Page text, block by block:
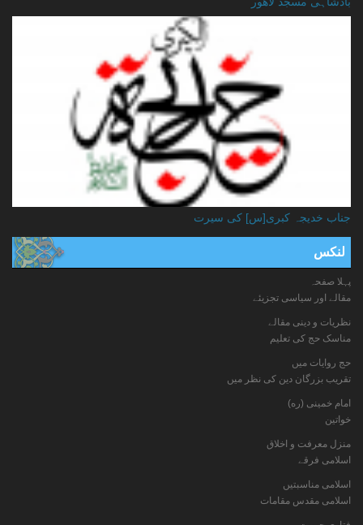
جناب خدیجہ کبری[س] کی سیرت
لنکس
پہلا صفحہ
مقالے اور سیاسی تجزیئے
نظریات و دینی مقالے
مناسک حج کی تعلیم
حج روایات میں
تقریب بزرگان دین کی نظر میں
امام خمینی (ره)
خواتين
منزل معرفت و اخلاق
اسلامی فرقے
اسلامی مناسبتیں
اسلامی مقدس مقامات